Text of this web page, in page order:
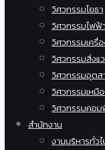
วิศวกรรมโยธา
วิศวกรรมไฟฟ้า
วิศวกรรมเครื่
วิศวกรรมสิ่งแ
วิศวกรรมอุตส
วิศวกรรมเหมื
วิศวกรรมคอม
สำนักงาน
งานบริหารทั่วไ